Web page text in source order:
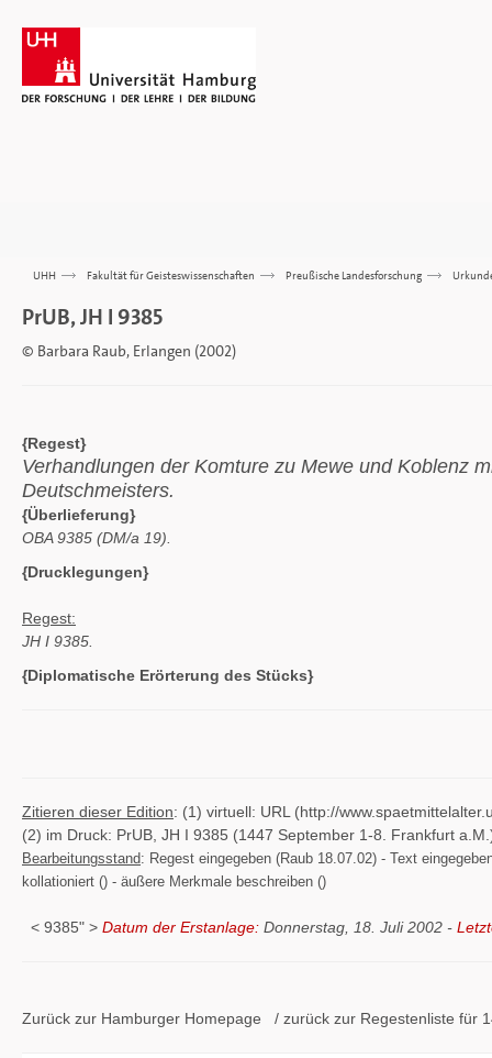
UHH >>> Fakultät für Geisteswissenschaften >>> Preußische Landesforschung >>>
PrUB, JH I 9385
© Barbara Raub, Erlangen (2002)
{Regest}
Verhandlungen der Komture zu Mewe und Koblenz
Deutschmeisters.
{Überlieferung}
OBA 9385 (DM/a 19).
{Drucklegungen}
Regest:
JH I 9385.
{Diplomatische Erörterung des Stücks}
Zitieren dieser Edition: (1) virtuell: URL (http://
(2) im Druck: PrUB, JH I 9385 (1447 September 1-8. Frankfurt
Bearbeitungsstand: Regest eingegeben (Raub 18.07.02) - Text
kollationiert () - äußere Merkmale beschreiben ()
< 9385" > Datum der Erstanlage: Donnerstag, 18. Juli 2002 -
Zurück zur Hamburger Homepage / zurück zur Regestenliste für